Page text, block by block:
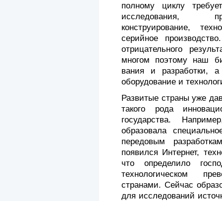
полному циклу
исследования,
конструирование,
серийное
отрицательного
многом поэтому наш
вания и разработки, а
оборудование и
Развитые страны уже
такого рода
государства.
образовала
передо­вым
появился Интернет,
что определило
технологическом
странами. Сейчас
для исследований